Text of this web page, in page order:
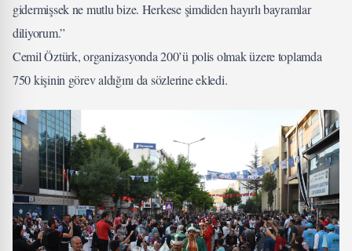
gidermişsek ne mutlu bize. Herkese şimdiden hayırlı bayramlar
diliyorum.”
Cemil Öztürk, organizasyonda 200’ü polis olmak üzere toplamda
750 kişinin görev aldığını da sözlerine ekledi.